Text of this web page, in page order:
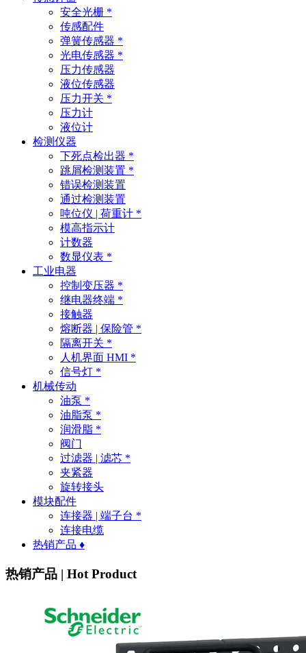
安全光栅 *
传感配件
弹簧传感器 *
光电传感器 *
压力传感器
液位传感器
压力开关 *
压力计
液位计
检测仪器
下死点检出器 *
跳屑检测装置 *
错误检测装置
通过检测装置
吨位仪 | 荷重计 *
模高指示计
计数器
数显仪表 *
工业电器
控制变压器 *
继电器终端 *
接触器
熔断器 | 保险管 *
隔离开关 *
人机界面 HMI *
信号灯 *
机械传动
油泵 *
油脂泵 *
润滑脂 *
阀门
过滤器 | 滤芯 *
夹紧器
旋转接头
模块配件
连接器 | 端子台 *
连接电缆
热销产品 ♦
热销产品 | Hot Product